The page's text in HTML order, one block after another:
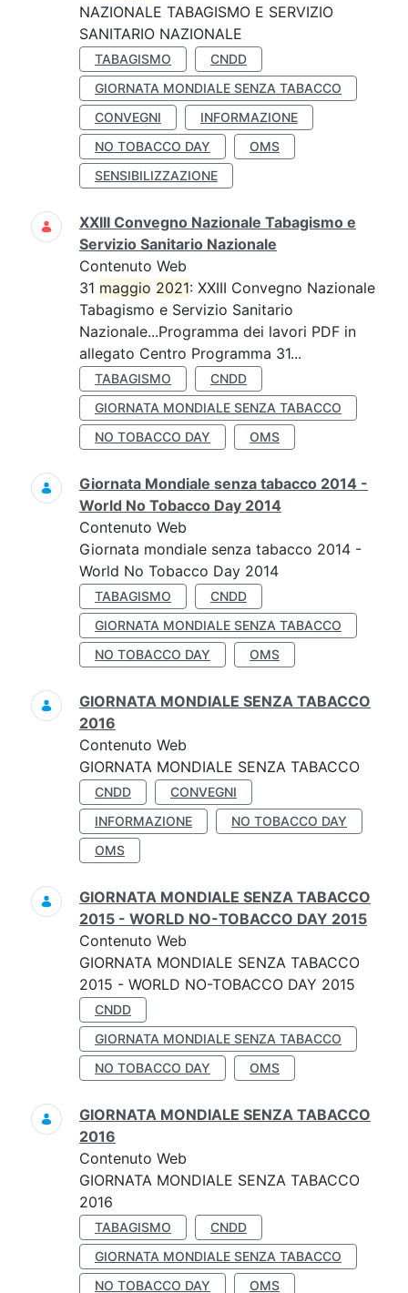
NAZIONALE TABAGISMO E SERVIZIO
SANITARIO NAZIONALE
TABAGISMO
CNDD
GIORNATA MONDIALE SENZA TABACCO
CONVEGNI
INFORMAZIONE
NO TOBACCO DAY
OMS
SENSIBILIZZAZIONE
XXIII Convegno Nazionale Tabagismo e
Servizio Sanitario Nazionale
Contenuto Web
31 maggio 2021: XXIII Convegno Nazionale
Tabagismo e Servizio Sanitario
Nazionale...Programma dei lavori PDF in
allegato Centro Programma 31...
TABAGISMO
CNDD
GIORNATA MONDIALE SENZA TABACCO
NO TOBACCO DAY
OMS
Giornata Mondiale senza tabacco 2014 -
World No Tobacco Day 2014
Contenuto Web
Giornata mondiale senza tabacco 2014 -
World No Tobacco Day 2014
TABAGISMO
CNDD
GIORNATA MONDIALE SENZA TABACCO
NO TOBACCO DAY
OMS
GIORNATA MONDIALE SENZA TABACCO
2016
Contenuto Web
GIORNATA MONDIALE SENZA TABACCO
CNDD
CONVEGNI
INFORMAZIONE
NO TOBACCO DAY
OMS
GIORNATA MONDIALE SENZA TABACCO
2015 - WORLD NO-TOBACCO DAY 2015
Contenuto Web
GIORNATA MONDIALE SENZA TABACCO
2015 - WORLD NO-TOBACCO DAY 2015
CNDD
GIORNATA MONDIALE SENZA TABACCO
NO TOBACCO DAY
OMS
GIORNATA MONDIALE SENZA TABACCO
2016
Contenuto Web
GIORNATA MONDIALE SENZA TABACCO
2016
TABAGISMO
CNDD
GIORNATA MONDIALE SENZA TABACCO
NO TOBACCO DAY
OMS